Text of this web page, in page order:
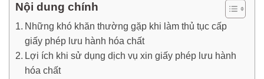
Nội dung chính
Những khó khăn thường gặp khi làm thủ tục cấp
giấy phép lưu hành hóa chất
Lợi ích khi sử dụng dịch vụ xin giấy phép lưu hành
hóa chất